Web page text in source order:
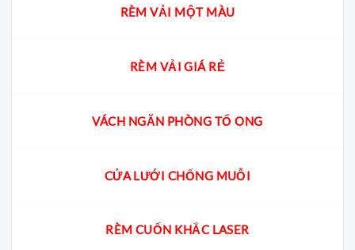
RÈM VẢI MỘT MÀU
RÈM VẢI GIÁ RẺ
VÁCH NGĂN PHÒNG TỔ ONG
CỬA LƯỚI CHỐNG MUỖI
RÈM CUỐN KHẮC LASER